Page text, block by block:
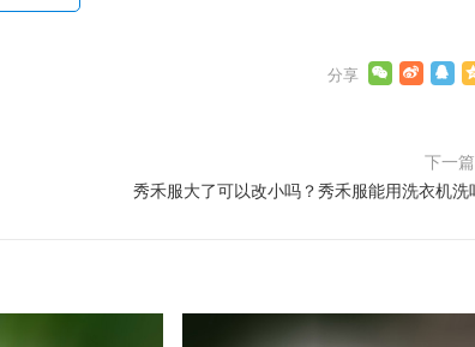
下一
秀禾服大了可以改小吗？秀禾服能用洗衣机洗